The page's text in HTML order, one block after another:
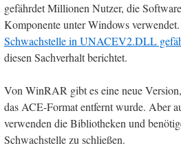
gefährdet Millionen Nutzer, die
Komponente unter Windows
Schwachstelle in UNACEV2.DLL
diesen Sachverhalt berichtet.
Von WinRAR gibt es eine neue
das ACE-Format entfernt wurde. Aber
verwenden die Bibliotheken und
Schwachstelle zu schließen.